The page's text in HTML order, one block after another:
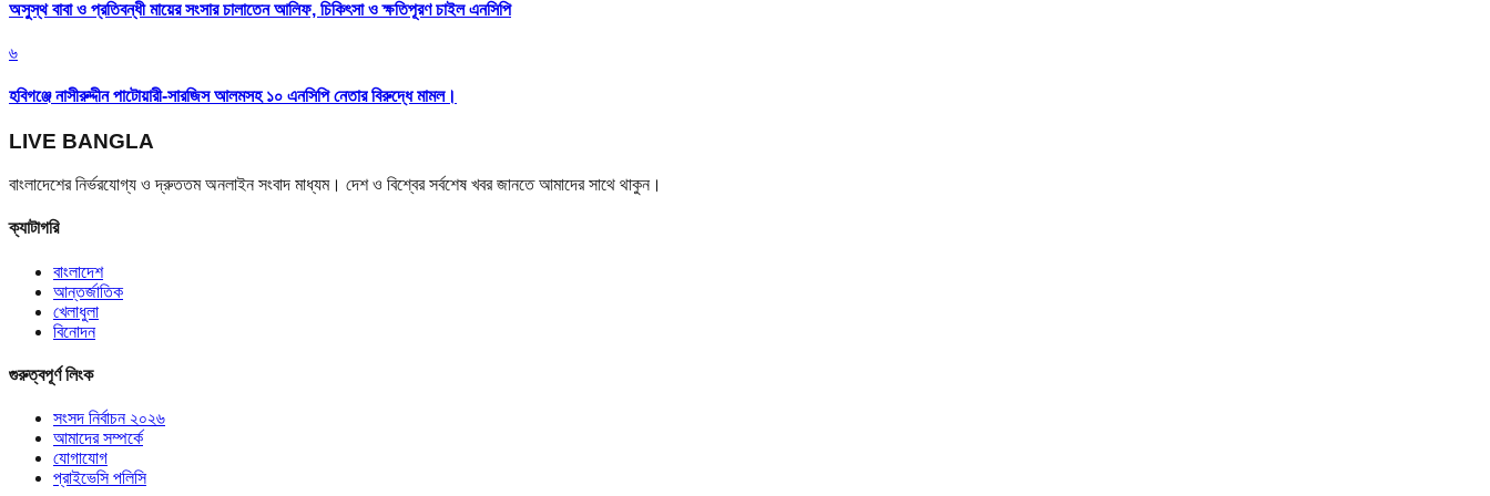
অসুস্থ বাবা ও প্রতিবন্ধী মায়ের সংসার চালাতেন আলিফ, চিকিৎসা ও ক্ষতিপূরণ চাইল এনসিপি
৬
হবিগঞ্জে নাসীরুদ্দীন পাটোয়ারী-সারজিস আলমসহ ১০ এনসিপি নেতার বিরুদ্ধে মামল।
LIVE BANGLA
বাংলাদেশের নির্ভরযোগ্য ও দ্রুততম অনলাইন সংবাদ মাধ্যম। দেশ ও বিশ্বের সর্বশেষ খবর জানতে আমাদের সাথে থাকুন।
ক্যাটাগরি
বাংলাদেশ
আন্তর্জাতিক
খেলাধুলা
বিনোদন
গুরুত্বপূর্ণ লিংক
সংসদ নির্বাচন ২০২৬
আমাদের সম্পর্কে
যোগাযোগ
প্রাইভেসি পলিসি